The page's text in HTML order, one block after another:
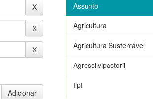
Assunto
Agricultura
Agricultura Sustentável
Agrossilvipastoril
Ilpf